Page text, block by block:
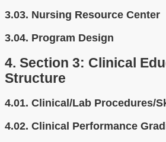
3.03. Nursing Resource Center
3.04. Program Design
4. Section 3: Clinical
Structure
4.01. Clinical/Lab Procedures/
4.02. Clinical Performance